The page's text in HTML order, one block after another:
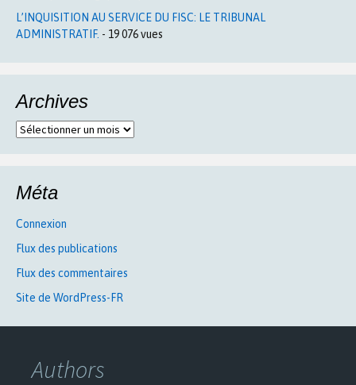
L’INQUISITION AU SERVICE DU FISC: LE TRIBUNAL
ADMINISTRATIF. - 19 076 vues
Archives
Archives
Méta
Connexion
Flux des publications
Flux des commentaires
Site de WordPress-FR
Authors